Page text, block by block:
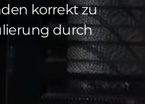
korrekt zu
durch